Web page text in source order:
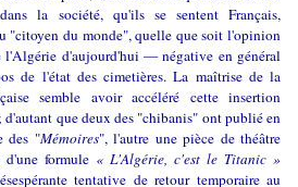
la société, qu'ils se sentent Français,
"citoyen du monde", quelle que soit l'opinion
l'Algérie d'aujourd'hui — négative en général
de l'état des cimetières. La maîtrise de la
semble avoir accéléré cette insertion
d'autant que deux des "chibanis" ont publié en
des "Mémoires", l'autre une pièce de théâtre
d'une formule « L'Algérie, c'est le Titanic »
tentative de retour temporaire au